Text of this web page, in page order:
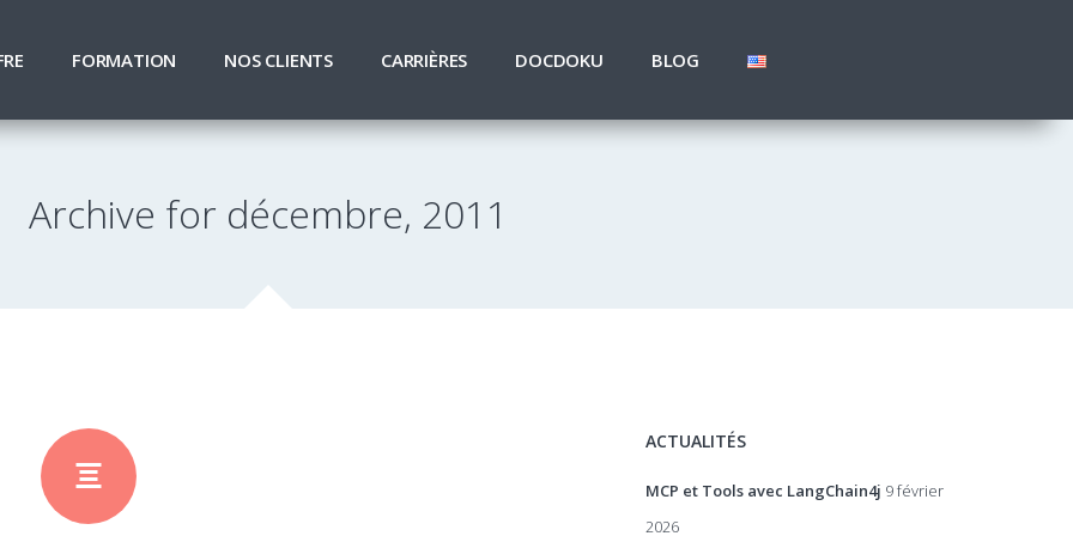
FORMATION NOS CLIENTS CARRIÈRES DOCDOKU BLOG
Archive for décembre, 2011
ACTUALITÉS
MCP et Tools avec LangChain4j 9 février
2026